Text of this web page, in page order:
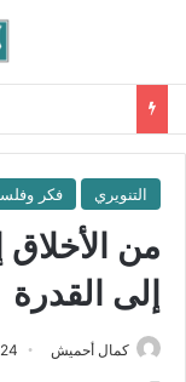
التنويري فكر
من الأخلاق
إلى القدرة
كمال أحميش 24 سبتمبر، 2024